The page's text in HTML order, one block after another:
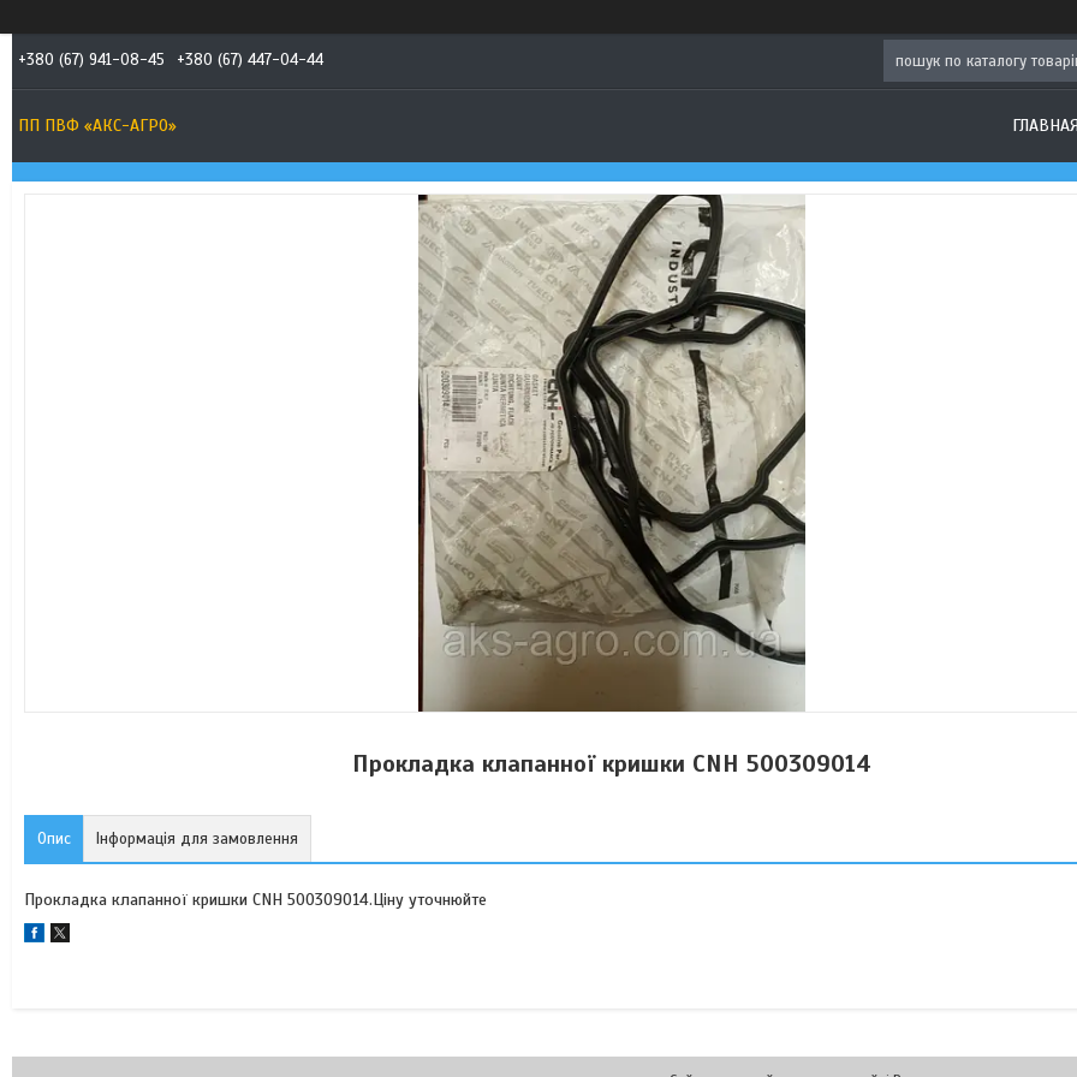
+380 (67) 941-08-45 +380 (67) 447-04-44
ПП ПВФ «АКС-АГРО» ГЛАВНАЯ
Прокладка клапанної кришки CNH 500309014
Опис Інформація для замовлення
Прокладка клапанної кришки CNH 500309014.Ціну уточнюйте